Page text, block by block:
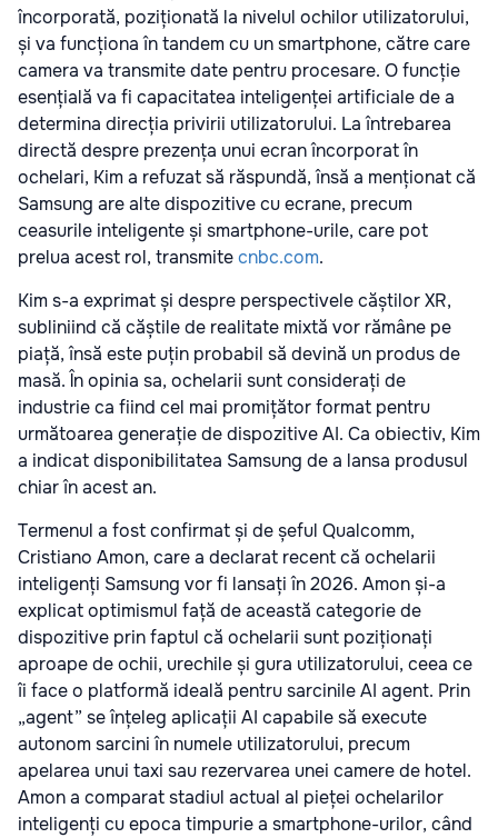
încorporată, poziționată la nivelul ochilor utilizatorului,
și va funcționa în tandem cu un smartphone, către care
camera va transmite date pentru procesare. O funcție
esențială va fi capacitatea inteligenței artificiale de a
determina direcția privirii utilizatorului. La întrebarea
directă despre prezența unui ecran încorporat în
ochelari, Kim a refuzat să răspundă, însă a menționat că
Samsung are alte dispozitive cu ecrane, precum
ceasurile inteligente și smartphone-urile, care pot
prelua acest rol, transmitecnbc.com.
Kim s-a exprimat și despre perspectivele căștilor XR,
subliniind că căștile de realitate mixtă vor rămâne pe
piață, însă este puțin probabil să devină un produs de
masă. În opinia sa, ochelarii sunt considerați de
industrie ca fiind cel mai promițător format pentru
următoarea generație de dispozitive AI. Ca obiectiv, Kim
a indicat disponibilitatea Samsung de a lansa produsul
chiar în acest an.
Termenul a fost confirmat și de șeful Qualcomm,
Cristiano Amon, care a declarat recent că ochelarii
inteligenți Samsung vor fi lansați în 2026. Amon și-a
explicat optimismul față de această categorie de
dispozitive prin faptul că ochelarii sunt poziționați
aproape de ochii, urechile și gura utilizatorului, ceea ce
îi face o platformă ideală pentru sarcinile AI agent. Prin
„agent” se înțeleg aplicații AI capabile să execute
autonom sarcini în numele utilizatorului, precum
apelarea unui taxi sau rezervarea unei camere de hotel.
Amon a comparat stadiul actual al pieței ochelarilor
inteligenți cu epoca timpurie a smartphone-urilor, când